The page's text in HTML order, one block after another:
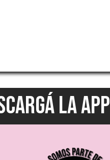
LA APP